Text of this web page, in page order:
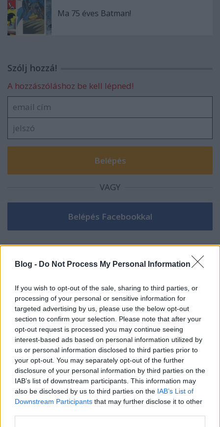
Blog - Do Not Process My Personal Information
If you wish to opt-out of the sale, sharing to third parties, or
processing of your personal or sensitive information for
targeted advertising by us, please use the below opt-out
section to confirm your selection. Please note that after your
opt-out request is processed you may continue seeing
interest-based ads based on personal information utilized by
us or personal information disclosed to third parties prior to
your opt-out. You may separately opt-out of the further
disclosure of your personal information by third parties on the
IAB’s list of downstream participants. This information may
also be disclosed by us to third parties on the IAB’s List of
Downstream Participants that may further disclose it to other
Ma 75 éves Batman!
Szólj hozzá!
A hozzászóláshoz be kell lépned!
VAGY
13 éve
miért nem halsz meg, ahogy a te korodban szokás,
tata ?
oh, akkor vedd elő azt a stukit, amit ott rejtegetsz az
asztal alatt és végezd el a munkát, fiacskám..
és a következő kép, hogy veri a fejét az asztalba
iszonyatosan
hát igen, én biztos nézem :)
zvladij